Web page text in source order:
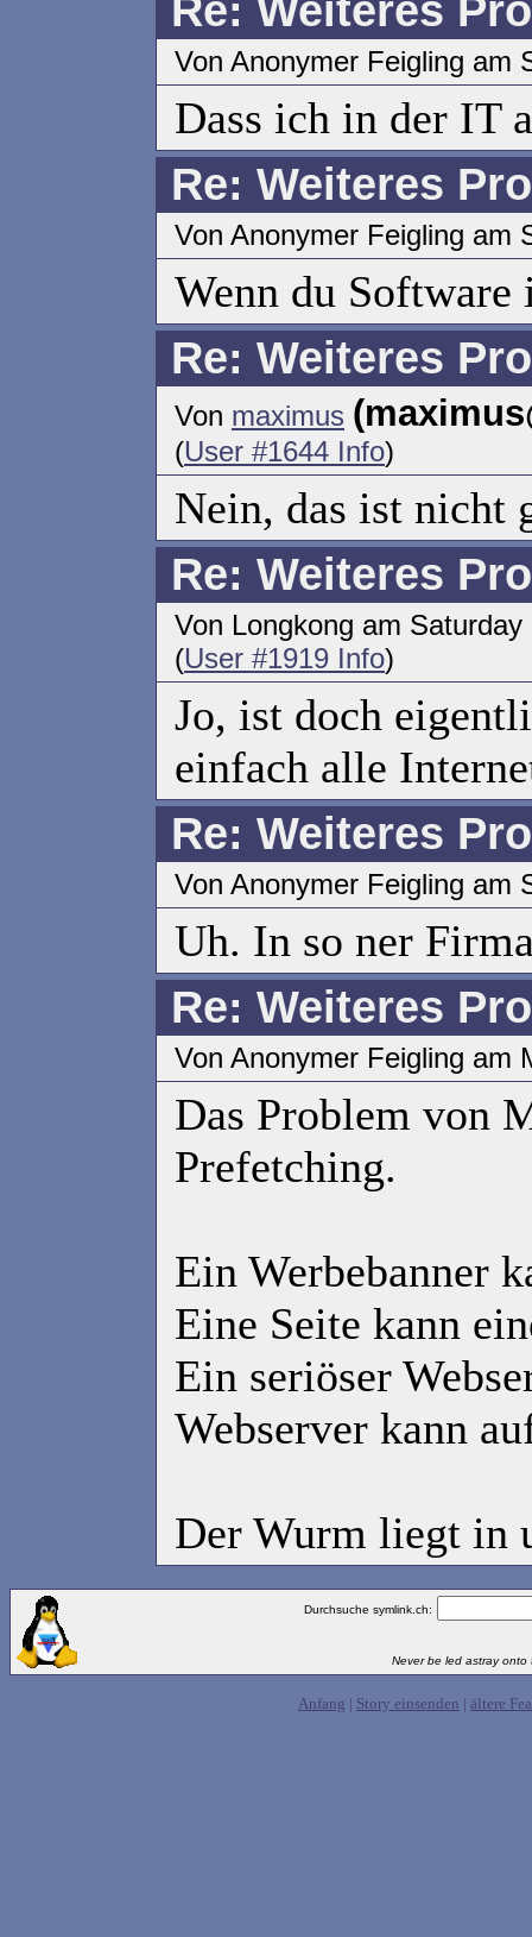
Re: Weiteres
Von Anonymer Feigling am
Dass ich in der IT
Re: Weiteres
Von Anonymer Feigling am
Wenn du Software
Re: Weiteres
Von maximus
(User #1644 Info)
Nein, das ist nicht
Re: Weiteres
Von Longkong am
(User #1919 Info)
Jo, ist doch
einfach alle
Re: Weiteres
Von Anonymer Feigling am
Uh. In so ner
Re: Weiteres
Von Anonymer Feigling am
Das Problem von
Prefetching.
Ein Werbebanner
Eine Seite kann
Ein seriöser
Webserver kann
Der Wurm liegt in
Durchsuche symlink.ch:
Never be led astray onto
Anfang | Story einsenden | ältere